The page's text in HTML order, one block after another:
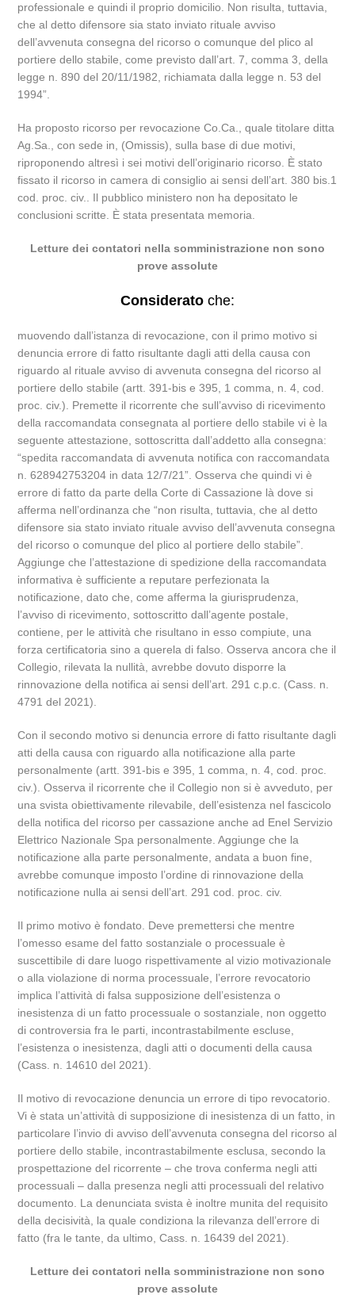
professionale e quindi il proprio domicilio. Non risulta, tuttavia,
che al detto difensore sia stato inviato rituale avviso
dell’avvenuta consegna del ricorso o comunque del plico al
portiere dello stabile, come previsto dall’art. 7, comma 3, della
legge n. 890 del 20/11/1982, richiamata dalla legge n. 53 del
1994”.
Ha proposto ricorso per revocazione Co.Ca., quale titolare ditta
Ag.Sa., con sede in, (Omissis), sulla base di due motivi,
riproponendo altresì i sei motivi dell’originario ricorso. È stato
fissato il ricorso in camera di consiglio ai sensi dell’art. 380 bis.1
cod. proc. civ.. Il pubblico ministero non ha depositato le
conclusioni scritte. È stata presentata memoria.
Letture dei contatori nella somministrazione non sono
prove assolute
Considerato che:
muovendo dall’istanza di revocazione, con il primo motivo si
denuncia errore di fatto risultante dagli atti della causa con
riguardo al rituale avviso di avvenuta consegna del ricorso al
portiere dello stabile (artt. 391-bis e 395, 1 comma, n. 4, cod.
proc. civ.). Premette il ricorrente che sull’avviso di ricevimento
della raccomandata consegnata al portiere dello stabile vi è la
seguente attestazione, sottoscritta dall’addetto alla consegna:
“spedita raccomandata di avvenuta notifica con raccomandata
n. 628942753204 in data 12/7/21”. Osserva che quindi vi è
errore di fatto da parte della Corte di Cassazione là dove si
afferma nell’ordinanza che “non risulta, tuttavia, che al detto
difensore sia stato inviato rituale avviso dell’avvenuta consegna
del ricorso o comunque del plico al portiere dello stabile”.
Aggiunge che l’attestazione di spedizione della raccomandata
informativa è sufficiente a reputare perfezionata la
notificazione, dato che, come afferma la giurisprudenza,
l’avviso di ricevimento, sottoscritto dall’agente postale,
contiene, per le attività che risultano in esso compiute, una
forza certificatoria sino a querela di falso. Osserva ancora che il
Collegio, rilevata la nullità, avrebbe dovuto disporre la
rinnovazione della notifica ai sensi dell’art. 291 c.p.c. (Cass. n.
4791 del 2021).
Con il secondo motivo si denuncia errore di fatto risultante dagli
atti della causa con riguardo alla notificazione alla parte
personalmente (artt. 391-bis e 395, 1 comma, n. 4, cod. proc.
civ.). Osserva il ricorrente che il Collegio non si è avveduto, per
una svista obiettivamente rilevabile, dell’esistenza nel fascicolo
della notifica del ricorso per cassazione anche ad Enel Servizio
Elettrico Nazionale Spa personalmente. Aggiunge che la
notificazione alla parte personalmente, andata a buon fine,
avrebbe comunque imposto l’ordine di rinnovazione della
notificazione nulla ai sensi dell’art. 291 cod. proc. civ.
Il primo motivo è fondato. Deve premettersi che mentre
l’omesso esame del fatto sostanziale o processuale è
suscettibile di dare luogo rispettivamente al vizio motivazionale
o alla violazione di norma processuale, l’errore revocatorio
implica l’attività di falsa supposizione dell’esistenza o
inesistenza di un fatto processuale o sostanziale, non oggetto
di controversia fra le parti, incontrastabilmente escluse,
l’esistenza o inesistenza, dagli atti o documenti della causa
(Cass. n. 14610 del 2021).
Il motivo di revocazione denuncia un errore di tipo revocatorio.
Vi è stata un’attività di supposizione di inesistenza di un fatto, in
particolare l’invio di avviso dell’avvenuta consegna del ricorso al
portiere dello stabile, incontrastabilmente esclusa, secondo la
prospettazione del ricorrente – che trova conferma negli atti
processuali – dalla presenza negli atti processuali del relativo
documento. La denunciata svista è inoltre munita del requisito
della decisività, la quale condiziona la rilevanza dell’errore di
fatto (fra le tante, da ultimo, Cass. n. 16439 del 2021).
Letture dei contatori nella somministrazione non sono
prove assolute